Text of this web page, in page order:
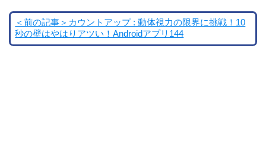
＜前の記事＞カウントアップ : 動体視力の限界に挑戦！10
秒の壁はやはりアツい！Androidアプリ144